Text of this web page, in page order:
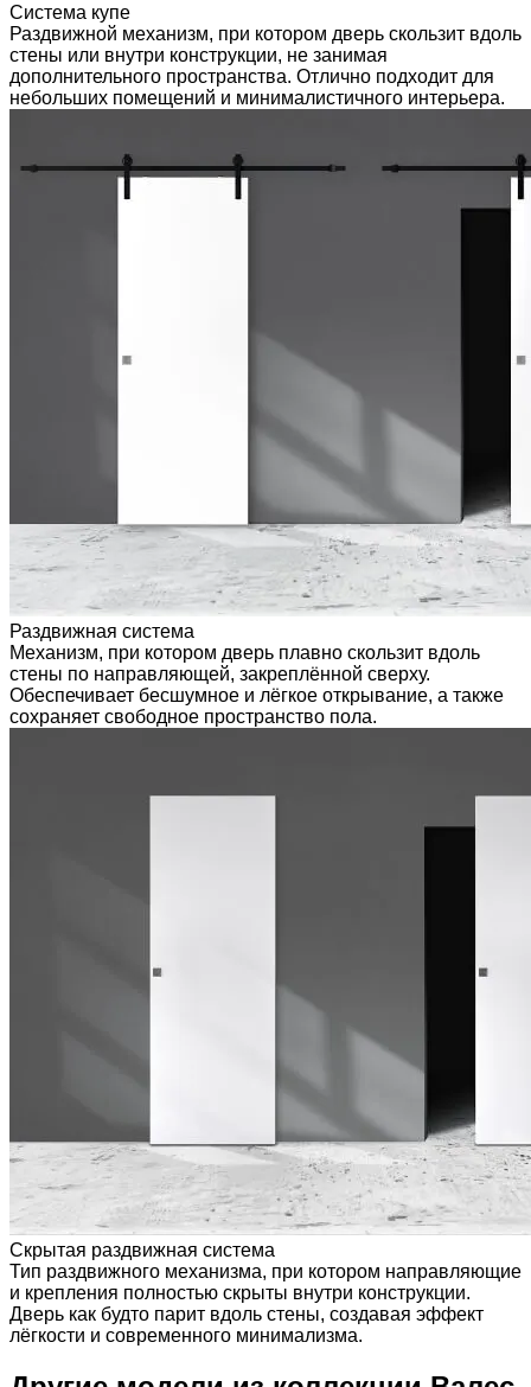
Система купе
Раздвижной механизм, при котором дверь скользит вдоль
стены или внутри конструкции, не занимая
дополнительного пространства. Отлично подходит для
небольших помещений и минималистичного интерьера.
Раздвижная система
Механизм, при котором дверь плавно скользит вдоль
стены по направляющей, закреплённой сверху.
Обеспечивает бесшумное и лёгкое открывание, а также
сохраняет свободное пространство пола.
Скрытая раздвижная система
Тип раздвижного механизма, при котором направляющие
и крепления полностью скрыты внутри конструкции.
Дверь как будто парит вдоль стены, создавая эффект
лёгкости и современного минимализма.